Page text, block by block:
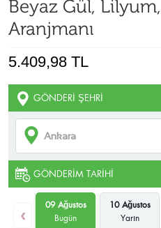
Beyaz Gül,
Aranjmanı
5.409,98 TL
GÖNDERI ŞEHRI
GÖNDERIM TARIHI
‹
09 Ağustos
Bugün
10 Ağustos
Yarın